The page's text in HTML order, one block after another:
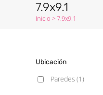
7.9x9.1
Inicio >7.9x9.1
Ubicación
Paredes (1)